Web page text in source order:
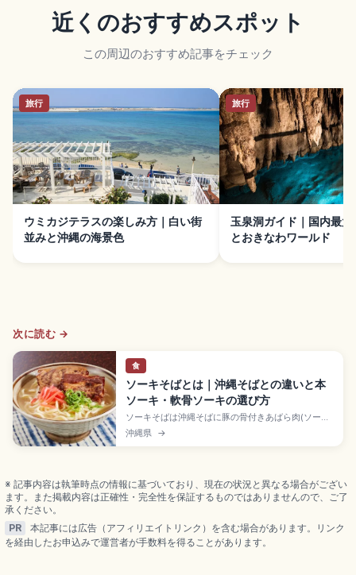
近くのおすすめスポット
この周辺のおすすめ記事をチェック
旅行
ウミカジテラスの楽しみ方｜白い街
並みと沖縄の海景色
旅行
玉泉洞ガイド｜国内最大
とおきなわワールド
次に読む →
食
ソーキそばとは｜沖縄そばとの違いと本
ソーキ・軟骨ソーキの選び方
ソーキそばは沖縄そばに豚の骨付きあばら肉(ソーキ)
の煮付けをのせた沖縄料理。麺は小麦粉ベースで、
豚骨とかつお節のだしが特徴。本ソーキと軟骨ソー
沖縄県 →
※ 記事内容は執筆時点の情報に基づいており、現在の状況と異なる場合がござい
ます。また掲載内容は正確性・完全性を保証するものではありませんので、ご了
承ください。
PR
本記事には広告（アフィリエイトリンク）を含む場合があります。リンク
を経由したお申込みで運営者が手数料を得ることがあります。